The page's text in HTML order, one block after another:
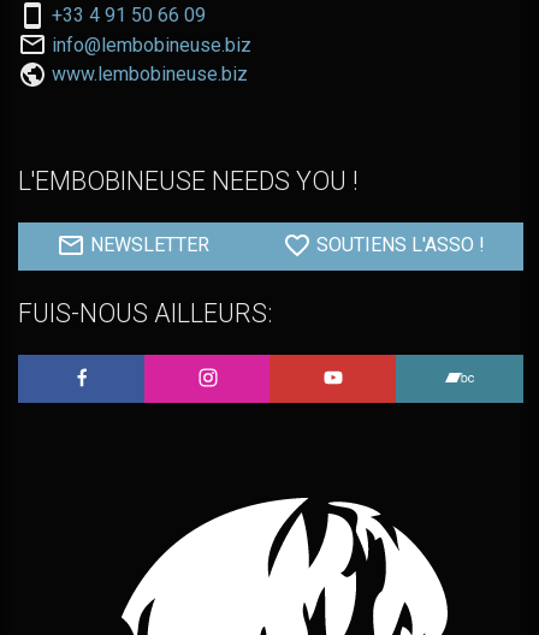
Nous
téléphoner
au:
+33 4 91 50 66 09
Nous
contacter
info@lembobineuse.biz
www.lembobineuse.biz
L'EMBOBINEUSE NEEDS YOU !
NEWSLETTER SOUTIENS L'ASSO !
FUIS-NOUS AILLEURS:
L'Embobineuse sur FacebookL'Embobineuse sur Instagram
L'Embobineuse sur